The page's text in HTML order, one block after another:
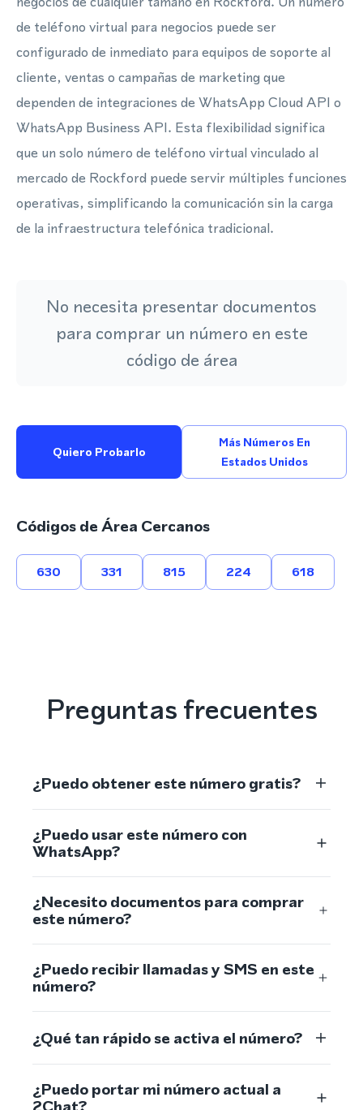
de teléfono virtual para negocios puede ser
configurado de inmediato para equipos de soporte al
cliente, ventas o campañas de marketing que
dependen de integraciones de WhatsApp Cloud API o
WhatsApp Business API. Esta flexibilidad significa
que un solo número de teléfono virtual vinculado al
mercado de Rockford puede servir múltiples funciones
operativas, simplificando la comunicación sin la carga
de la infraestructura telefónica tradicional.
No necesita presentar documentos
para comprar un número en este
código de área
Quiero Probarlo
Más Números En
Estados Unidos
Códigos de Área Cercanos
630 331 815 224 618
Preguntas frecuentes
¿Puedo obtener este número gratis?
¿Puedo usar este número con
WhatsApp?
¿Necesito documentos para comprar
este número?
¿Puedo recibir llamadas y SMS en este
número?
¿Qué tan rápido se activa el número?
¿Puedo portar mi número actual a